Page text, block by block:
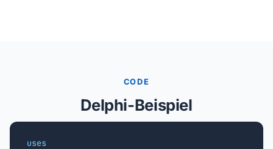
CODE
Delphi-Beispiel
uses